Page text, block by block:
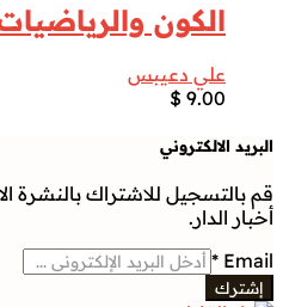
الكون
علي دعيبس
$ 9.00
البريد الالكتروني
قم بالتسجيل للاشتراك بالنشرة
أخبار الدار.
Email
*
إشترك